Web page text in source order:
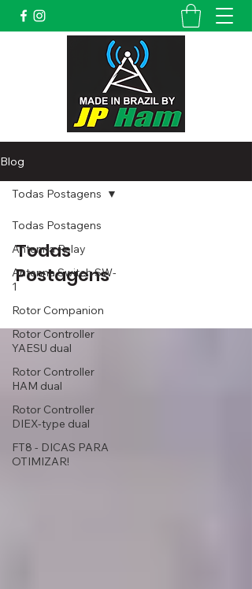
Blog
Todas Postagens
Antenna Relay
Antenna Switch SW-
1
Rotor Companion
Rotor Controller
YAESU dual
Rotor Controller
HAM dual
Rotor Controller
DIEX-type dual
FT8 - DICAS PARA
OTIMIZAR!
Todas Postagens
Todas
Postagens